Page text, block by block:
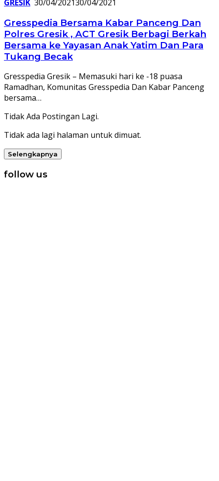
GRESIK 30/04/202130/04/2021
Gresspedia Bersama Kabar Panceng Dan
Polres Gresik , ACT Gresik Berbagi Berkah
Bersama ke Yayasan Anak Yatim Dan Para
Tukang Becak
Gresspedia Gresik – Memasuki hari ke -18 puasa
Ramadhan, Komunitas Gresspedia Dan Kabar Panceng
bersama…
Tidak Ada Postingan Lagi.
Tidak ada lagi halaman untuk dimuat.
Selengkapnya
follow us